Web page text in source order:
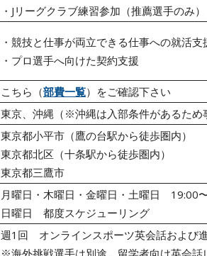
・Jリーグクラブ練習参加（推薦選手のみ）
・競技と仕事が両立できる仕事への就活支
・プロ選手へ向けた契約支援
こちら（部費一覧）をご確認下さい
東京、沖縄（※沖縄は入部条件があるため
東京都小平市（鷹の台駅から徒歩圏内）
東京都北区（十条駅から徒歩圏内）
東京都三鷹市
月曜日・木曜日・金曜日・土曜日 19:00
日曜日 都度スケジューリング
週1回 オンラインスポーツ英会話および
※海外挑戦選手は別途、留学者向け英会話